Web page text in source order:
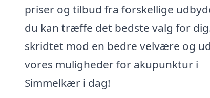
priser og tilbud fra forskellige
du kan træffe det bedste valg for
skridtet mod en bedre velvære og
vores muligheder for akupunktur i
Simmelkær i dag!